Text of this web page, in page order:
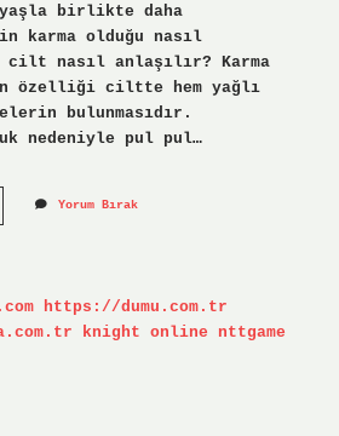
birlikte daha
karma olduğu nasıl
cilt nasıl anlaşılır? Karma
özelliği ciltte hem yağlı
bulunmasıdır.
nedeniyle pul pul…
Yorum Bırak
https://dumu.com.tr
knight online
nttgame